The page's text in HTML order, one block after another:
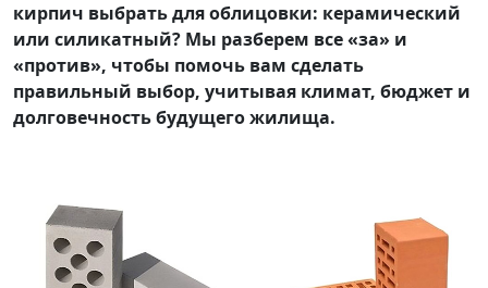
кирпич выбрать для облицовки: керамический
или силикатный? Мы разберем все «за» и
«против», чтобы помочь вам сделать
правильный выбор, учитывая климат, бюджет и
долговечность будущего жилища.